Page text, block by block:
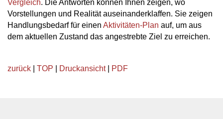
Vergleich. Die Antworten können Ihnen zeigen, wo
Vorstellungen und Realität auseinanderklaffen. Sie zeigen
Handlungsbedarf für einen Aktivitäten-Plan auf, um aus
dem aktuellen Zustand das angestrebte Ziel zu erreichen.
zurück TOP Druckansicht| PDF